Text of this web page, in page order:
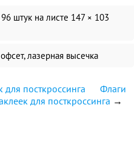
штук на листе 147 × 103
лазерная высечка
посткроссинга
Флаги
для посткроссинга →